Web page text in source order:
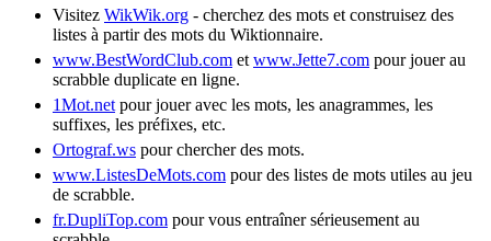
Visitez WikWik.org - cherchez des mots et construisez des
listes à partir des mots du Wiktionnaire.
www.BestWordClub.com et www.Jette7.com pour jouer au
scrabble duplicate en ligne.
1Mot.net pour jouer avec les mots, les anagrammes, les
suffixes, les préfixes, etc.
Ortograf.ws pour chercher des mots.
www.ListesDeMots.com pour des listes de mots utiles au jeu
de scrabble.
fr.DupliTop.com pour vous entraîner sérieusement au